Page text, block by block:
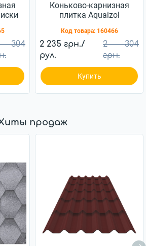
Коньково-карнизная
плитка Aquaizol
Код товара: 160466
2 235 грн./
рул.
2 304
грн.
Купить
продаж